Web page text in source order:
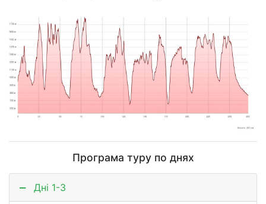
Програма туру по днях
Дні 1-3